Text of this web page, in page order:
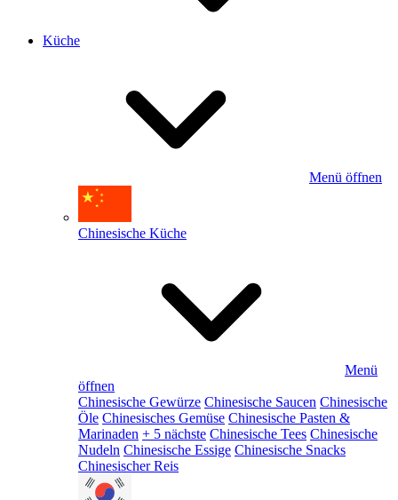
Küche
Menü öffnen
Chinesische Küche
Menü
öffnen
Chinesische Gewürze Chinesische Saucen Chinesische
Öle Chinesisches Gemüse Chinesische Pasten &
Marinaden + 5 nächste Chinesische Tees Chinesische
Nudeln Chinesische Essige Chinesische Snacks
Chinesischer Reis